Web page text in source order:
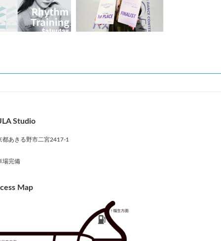
Studio
都あきる野市二宮2417-1
場完備
Map